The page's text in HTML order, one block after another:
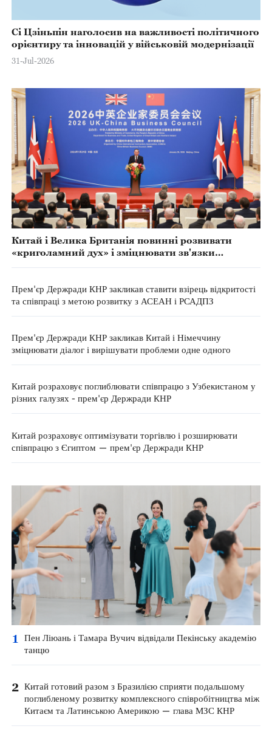
Сі Цзіньпін наголосив на важливості політичного
орієнтиру та інновацій у військовій модернізації
31-Jul-2026
Китай і Велика Британія повинні розвивати
«криголамний дух» і зміцнювати зв'язки
Прем'єр Держради КНР закликав ставити взірець відкритості
та співпраці з метою розвитку з АСЕАН і РСАДПЗ
Прем'єр Держради КНР закликав Китай і Німеччину
зміцнювати діалог і вирішувати проблеми одне одного
Китай розраховує поглиблювати співпрацю з Узбекистаном у
різних галузях - прем'єр Держради КНР
Китай розраховує оптимізувати торгівлю і розширювати
співпрацю з Єгиптом — прем'єр Держради КНР
1
Пен Ліюань і Тамара Вучич відвідали Пекінську академію
танцю
2 Китай готовий разом з Бразилією сприяти подальшому
поглибленому розвитку комплексного співробітництва між
Китаєм та Латинською Америкою — глава МЗС КНР